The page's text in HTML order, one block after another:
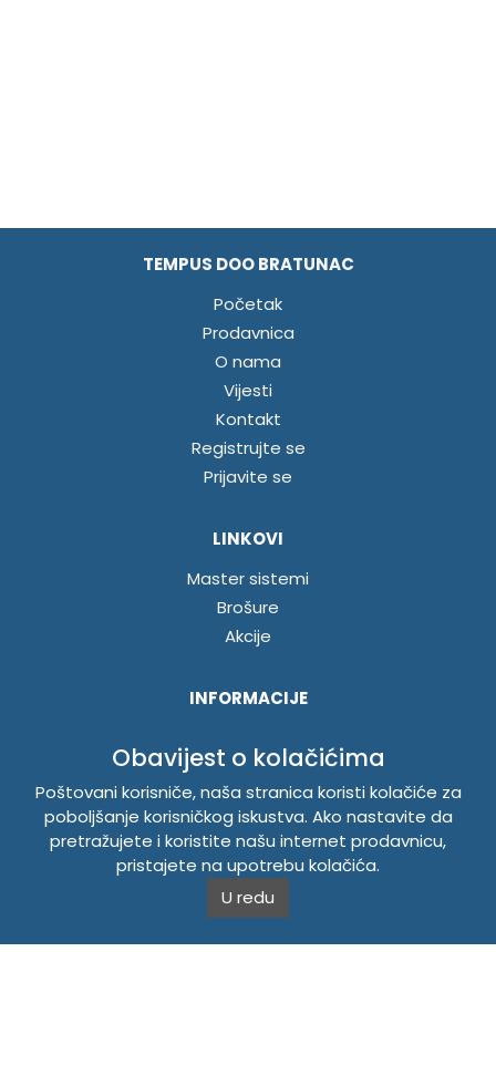
TEMPUS DOO BRATUNAC
Početak
Prodavnica
O nama
Vijesti
Kontakt
Registrujte se
Prijavite se
LINKOVI
Master sistemi
Brošure
Akcije
INFORMACIJE
Uslovi korištenja
Politika privatnosti
TEMPUS DOO BRATUNAC
Svetog Save bb, 75420 Bratunac, Bosna i Hercegovina
Obavijest o kolačićima
Poštovani korisniče, naša stranica koristi kolačiće za
poboljšanje korisničkog iskustva. Ako nastavite da
pretražujete i koristite našu internet prodavnicu,
pristajete na upotrebu kolačića.
U redu